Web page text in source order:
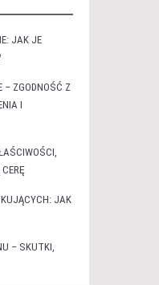
JAK JE
– ZGODNOŚĆ Z
I
JAK
– SKUTKI,